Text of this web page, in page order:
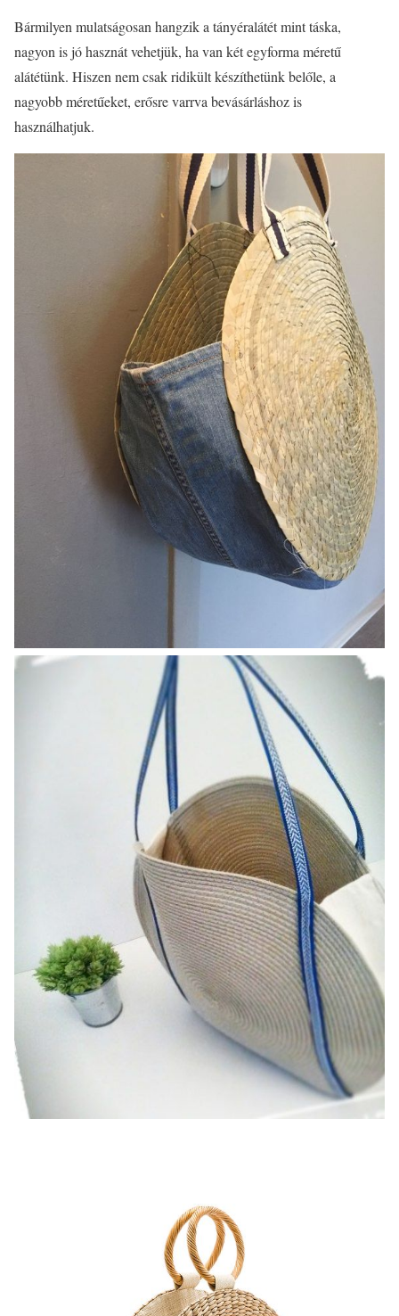
Bármilyen mulatságosan hangzik a tányéralátét mint táska,
nagyon is jó hasznát vehetjük, ha van két egyforma méretű
alátétünk. Hiszen nem csak ridikült készíthetünk belőle, a
nagyobb méretűeket, erősre varrva bevásárláshoz is
használhatjuk.